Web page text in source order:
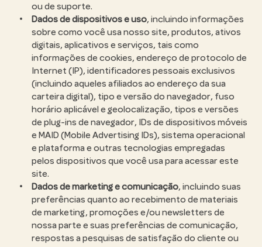
ou de suporte.
Dados de dispositivos e uso, incluindo informações
sobre como você usa nosso site, produtos, ativos
digitais, aplicativos e serviços, tais como
informações de cookies, endereço de protocolo de
Internet (IP), identificadores pessoais exclusivos
(incluindo aqueles afiliados ao endereço da sua
carteira digital), tipo e versão do navegador, fuso
horário aplicável e geolocalização, tipos e versões
de plug-ins de navegador, IDs de dispositivos móveis
e MAID (Mobile Advertising IDs), sistema operacional
e plataforma e outras tecnologias empregadas
pelos dispositivos que você usa para acessar este
site.
Dados de marketing e comunicação, incluindo suas
preferências quanto ao recebimento de materiais
de marketing, promoções e/ou newsletters de
nossa parte e suas preferências de comunicação,
respostas a pesquisas de satisfação do cliente ou